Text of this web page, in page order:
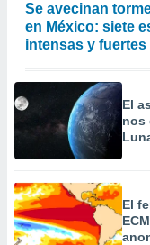
Se avecinan
en México: siete
intensas y
El
nos
El